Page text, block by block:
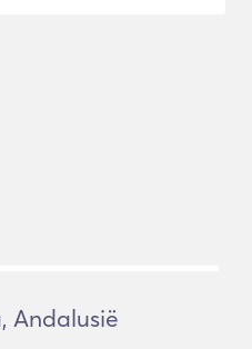
Andalusië